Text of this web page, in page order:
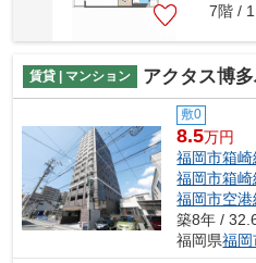
7階 /
賃貸 | マンション アクタス博
敷0
8.5万円
福岡市箱崎
福岡市箱崎
福岡市空港
築8年 /
福岡県福